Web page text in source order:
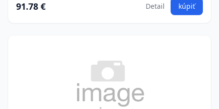
91.78 € Detail kúpiť